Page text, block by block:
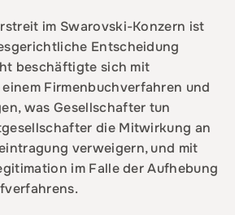
im Swarovski-Konzern ist
Entscheidung
beschäftigte sich mit
Firmenbuchverfahren und
was Gesellschafter tun
die Mitwirkung an
verweigern, und mit
im Falle der Aufhebung